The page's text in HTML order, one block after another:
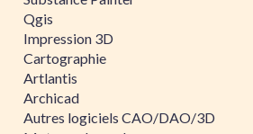
Qgis
Impression 3D
Cartographie
Artlantis
Archicad
Autres logiciels CAO/DAO/3D